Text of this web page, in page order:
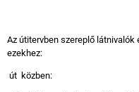
Az útitervben szereplő látnivalók
ezekhez:
út közben: